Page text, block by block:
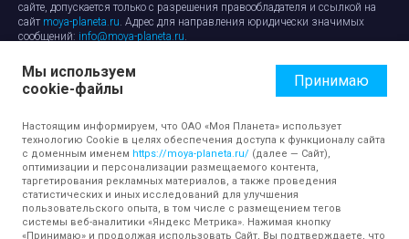
сайте, допускается только с разрешения правообладателя и ссылкой на
сайт moya-planeta.ru. Адрес для направления юридически значимых
сообщений: info@moya-planeta.ru.
Правила сайтаРабота с cookie-файлами
Защита персональных данных
Обработка персональных данных
Мы используем
cookie-файлы
Принимаю
Настоящим информируем, что ОАО «Моя Планета» использует
технологию Cookie в целях обеспечения доступа к функционалу сайта
с доменным именем https://moya-planeta.ru/ (далее — Сайт),
оптимизации и персонализации размещаемого контента,
таргетирования рекламных материалов, а также проведения
статистических и иных исследований для улучшения
пользовательского опыта, в том числе с размещением тегов
системы веб-аналитики «Яндекс Метрика». Нажимая кнопку
«Принимаю» и продолжая использовать Сайт, Вы подтверждаете, что